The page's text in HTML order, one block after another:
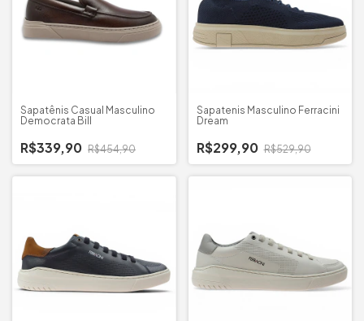
Sapatênis Casual Masculino
Democrata Bill
R$339,90 R$454,90
Sapatenis Masculino Ferracini
Dream
R$299,90 R$529,90